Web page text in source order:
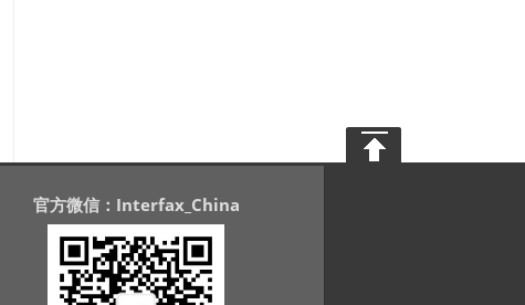
官方微信：Interfax_China